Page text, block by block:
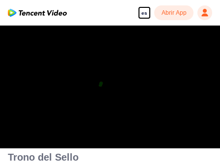
es Abrir App
Trono del Sello